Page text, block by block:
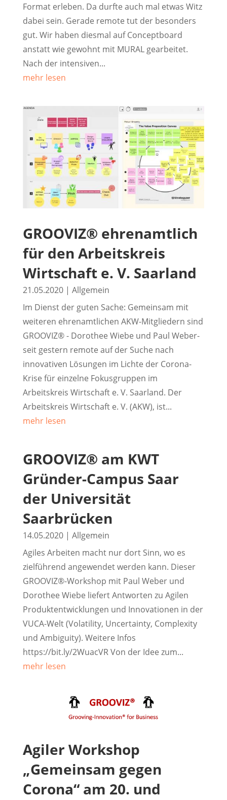
Format erleben. Da durfte auch mal etwas Witz
dabei sein. Gerade remote tut der besonders
gut. Wir haben diesmal auf Conceptboard
anstatt wie gewohnt mit MURAL gearbeitet.
Nach der intensiven...
mehr lesen
GROOVIZ® ehrenamtlich
für den Arbeitskreis
Wirtschaft e. V. Saarland
21.05.2020| Allgemein
Im Dienst der guten Sache: Gemeinsam mit
weiteren ehrenamtlichen AKW-Mitgliedern sind
GROOVIZ® - Dorothee Wiebe und Paul Weber-
seit gestern remote auf der Suche nach
innovativen Lösungen im Lichte der Corona-
Krise für einzelne Fokusgruppen im
Arbeitskreis Wirtschaft e. V. Saarland. Der
Arbeitskreis Wirtschaft e. V. (AKW), ist...
mehr lesen
GROOVIZ® am KWT
Gründer-Campus Saar
der Universität
Saarbrücken
14.05.2020| Allgemein
Agiles Arbeiten macht nur dort Sinn, wo es
zielführend angewendet werden kann. Dieser
GROOVIZ®-Workshop mit Paul Weber und
Dorothee Wiebe liefert Antworten zu Agilen
Produktentwicklungen und Innovationen in der
VUCA-Welt (Volatility, Uncertainty, Complexity
und Ambiguity). Weitere Infos
https://bit.ly/2WuacVR Von der Idee zum...
mehr lesen
Agiler Workshop
„Gemeinsam gegen
Corona“ am 20. und